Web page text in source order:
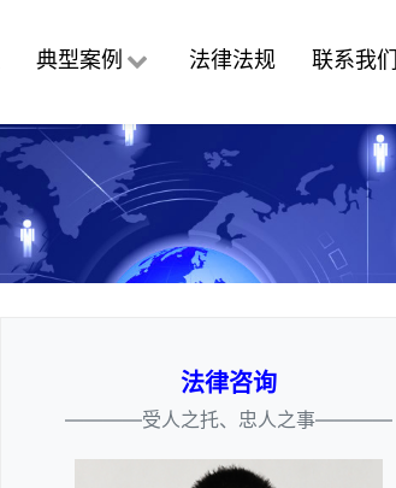
典型案例 法律法规 联系我们
法律咨询
————受人之托、忠人之事————